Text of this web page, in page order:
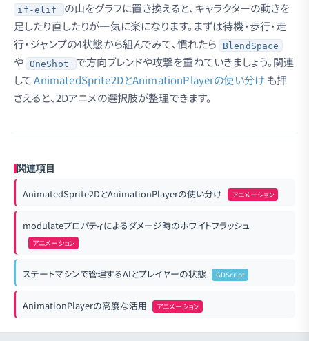
if-elif
の山をグラフに置き換えると、キャラクターの動きを
足したり直したりが一気に楽になります。まずは待機・歩行・走
行・ジャンプの4状態から組んでみて、慣れたら BlendSpace
や OneShot
で方向ブレンドや攻撃を重ねていきましょう。関連
してAnimatedSprite2DとAnimationPlayerの使い分け も押
さえると、2Dアニメの選択肢が整理できます。
関連項目
AnimatedSprite2DとAnimationPlayerの使い分け アニメーション
modulateプロパティによるダメージ時のホワイトフラッシュ
アニメーション
ステートマシンで管理するAIとプレイヤーの状態 GDScript
AnimationPlayerの高度な活用 アニメーション